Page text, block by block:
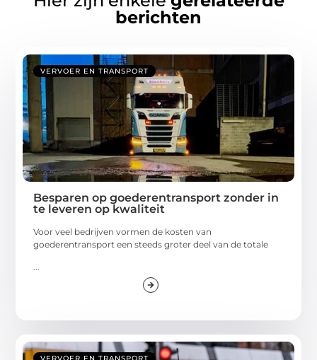
berichten
VERVOER EN TRANSPORT
Besparen op goederentransport zonder in
te leveren op kwaliteit
Voor veel bedrijven vormen de kosten van
goederentransport een steeds groter deel van de totale
...